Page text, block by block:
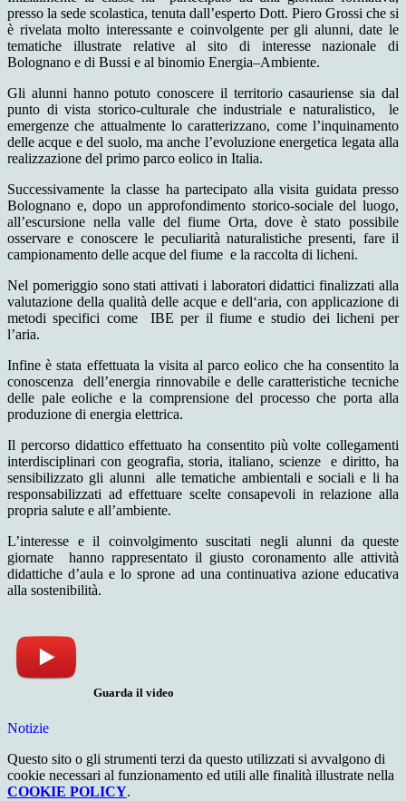
presso la sede scolastica, tenuta dall’esperto Dott. Piero Grossi che si
è rivelata molto interessante e coinvolgente per gli alunni, date le
tematiche illustrate relative al sito di interesse nazionale di
Bolognano e di Bussi e al binomio Energia–Ambiente.
Gli alunni hanno potuto conoscere il territorio casauriense sia dal
punto di vista storico-culturale che industriale e naturalistico, le
emergenze che attualmente lo caratterizzano, come l’inquinamento
delle acque e del suolo, ma anche l’evoluzione energetica legata alla
realizzazione del primo parco eolico in Italia.
Successivamente la classe ha partecipato alla visita guidata presso
Bolognano e, dopo un approfondimento storico-sociale del luogo,
all’escursione nella valle del fiume Orta, dove è stato possibile
osservare e conoscere le peculiarità naturalistiche presenti, fare il
campionamento delle acque del fiume e la raccolta di licheni.
Nel pomeriggio sono stati attivati i laboratori didattici finalizzati alla
valutazione della qualità delle acque e dell‘aria, con applicazione di
metodi specifici come IBE per il fiume e studio dei licheni per
l’aria.
Infine è stata effettuata la visita al parco eolico che ha consentito la
conoscenza dell’energia rinnovabile e delle caratteristiche tecniche
delle pale eoliche e la comprensione del processo che porta alla
produzione di energia elettrica.
Il percorso didattico effettuato ha consentito più volte collegamenti
interdisciplinari con geografia, storia, italiano, scienze e diritto, ha
sensibilizzato gli alunni alle tematiche ambientali e sociali e li ha
responsabilizzati ad effettuare scelte consapevoli in relazione alla
propria salute e all’ambiente.
L’interesse e il coinvolgimento suscitati negli alunni da queste
giornate hanno rappresentato il giusto coronamento alle attività
didattiche d’aula e lo sprone ad una continuativa azione educativa
alla sostenibilità.
Guarda il video
Notizie
Questo sito o gli strumenti terzi da questo utilizzati si avvalgono di
cookie necessari al funzionamento ed utili alle finalità illustrate nella
COOKIE POLICY.